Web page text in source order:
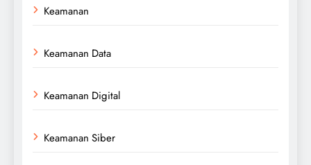
Keamanan
Keamanan Data
Keamanan Digital
Keamanan Siber